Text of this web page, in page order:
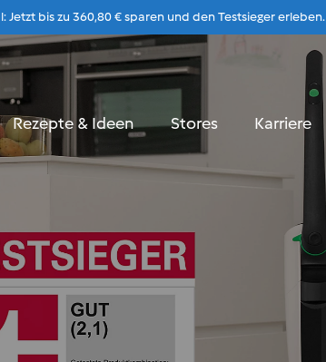
Zum Inhalt
Jetzt bis zu 360,80 € sparen und den Testsieger erleben.
Rezepte & Ideen Stores Karriere